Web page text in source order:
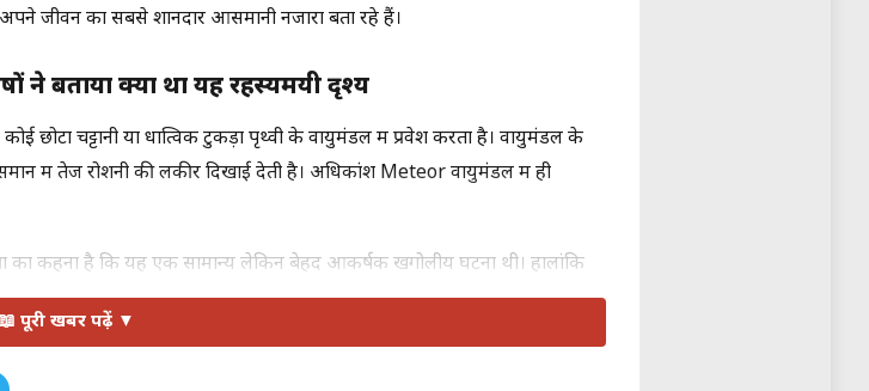
जीवन का सबसे शानदार आसमानी नजारा बता रहे हैं।
ने बताया क्या था यह रहस्यमयी दृश्य
छोटा चट्टानी या धात्विक टुकड़ा पृथ्वी के वायुमंडल में प्रवेश करता है। वायुमंडल के
में तेज रोशनी की लकीर दिखाई देती है। अधिकांश Meteor वायुमंडल में ही
का कहना है कि यह एक सामान्य लेकिन बेहद आकर्षक खगोलीय घटना थी। हालांकि
असामान्य घटना के रूप में समझ लिया।
है?
📖 पूरी खबर पढ़ें ▼